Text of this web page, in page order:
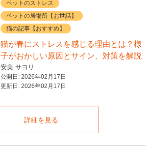
ペットのストレス
ペットの居場所【お世話】
猫の記事【おすすめ】
猫が春にストレスを感じる理由とは？様
子がおかしい原因とサイン、対策を解説
安美 サヨリ
公開日: 2026年02月17日
更新日: 2026年02月17日
詳細を見る